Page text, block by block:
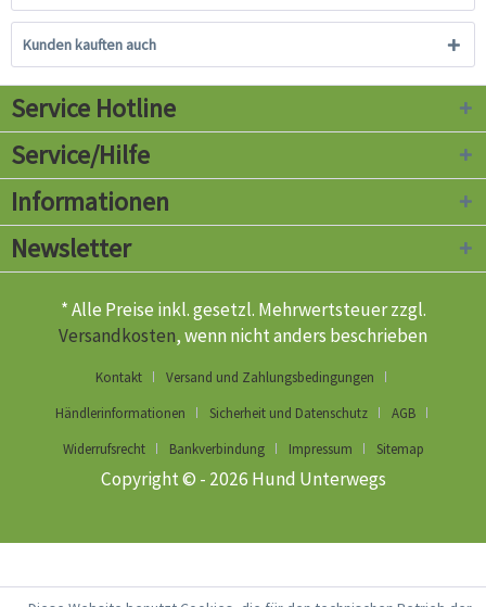
Kunden kauften auch
Service Hotline
Service/Hilfe
Informationen
Newsletter
* Alle Preise inkl. gesetzl. Mehrwertsteuer zzgl.
Versandkosten, wenn nicht anders beschrieben
Kontakt
Versand und Zahlungsbedingungen
Händlerinformationen
Sicherheit und Datenschutz
AGB
Widerrufsrecht
Bankverbindung Impressum Sitemap
Copyright © - 2026 Hund Unterwegs